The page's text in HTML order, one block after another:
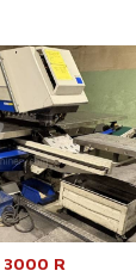
2005
3070x1660 mm
18 t
3070 mm
1660 mm
6,4 mm
ja
20
ja
3000 R